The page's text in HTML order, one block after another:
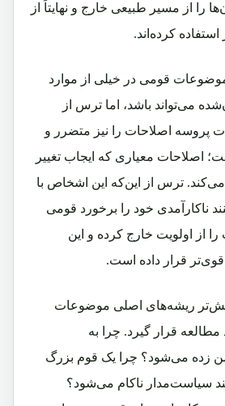
را از مسیر طبیعی خارج و نهایتاً از
کرده‌اند.
قومی در خیلی از موارد
می‌تواند باشد، اما ترس از
اصلاحات را نیز متضرر و
اصلاحات معیاری که ایجاب تغییر
ترس از این‌که این اشخاص با
ناکارآمدی خود را برخورد قومی
را از اولویت خارج کرده و این
قرار داده است.
بیش‌تر ریشه‌های اصلی موضوعات
قرار گیرد. چرا به
زده می‌شود؟ چرا یک قوم بزرگ
سیاست‌مدار ناکام می‌شود؟